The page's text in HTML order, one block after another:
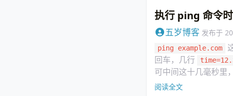
执行 ping 命令
五岁博客 发布于
ping example.com
回车，几行
可中间这十几毫秒里
很多教程一句话带过
阅读全文